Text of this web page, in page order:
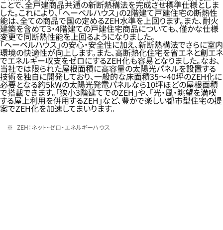
ことで、全戸建商品共通の新断熱構法を完成させ標準仕様としま
した。これにより、「ヘーベルハウス」の2階建て戸建住宅の断熱性
能は、全ての商品で国の定めるZEH水準を上回ります。また、耐火
建築を含めて3・4階建ての戸建住宅商品についても、僅かな仕様
変更で同断熱性能を上回るようになりました。
「ヘーベルハウス」の安心・安全性に加え、新断熱構法でさらに室内
環境の快適性が向上します。また、高断熱化住宅を省エネと創エネ
でエネルギー収支をゼロにするZEH化も容易となりました。なお、
当社では限られた屋根面積に高容量の太陽光パネルを設置する
技術を独自に開発しており、一般的な床面積35～40坪のZEH化に
必要となる約5kWの太陽光発電パネルなら10坪ほどの屋根面積
で搭載できます。「狭小3階建てでのZEH」や、「光・風・眺望を満喫
する屋上利用を併用するZEH」など、豊かで楽しい都市型住宅の提
案でZEH化を加速してまいります。
ZEH：ネット・ゼロ・エネルギーハウス